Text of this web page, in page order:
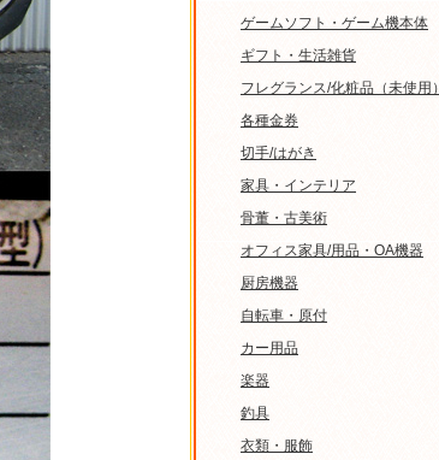
ゲームソフト・ゲーム機本体
ギフト・生活雑貨
フレグランス/化粧品（未使用）
各種金券
切手/はがき
家具・インテリア
骨董・古美術
オフィス家具/用品・OA機器
厨房機器
自転車・原付
カー用品
楽器
釣具
衣類・服飾